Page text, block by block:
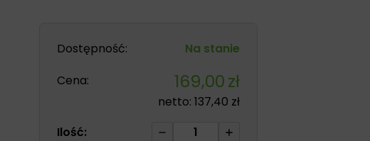
Dostępność:
Na stanie
Cena:
169,00zł
netto:137,40 zł
Ilość:
ilość